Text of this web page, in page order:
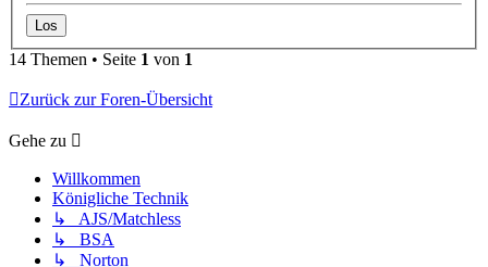
14 Themen • Seite 1 von 1
Zurück zur Foren-Übersicht
Gehe zu
Willkommen
Königliche Technik
↳ AJS/Matchless
↳ BSA
↳ Norton